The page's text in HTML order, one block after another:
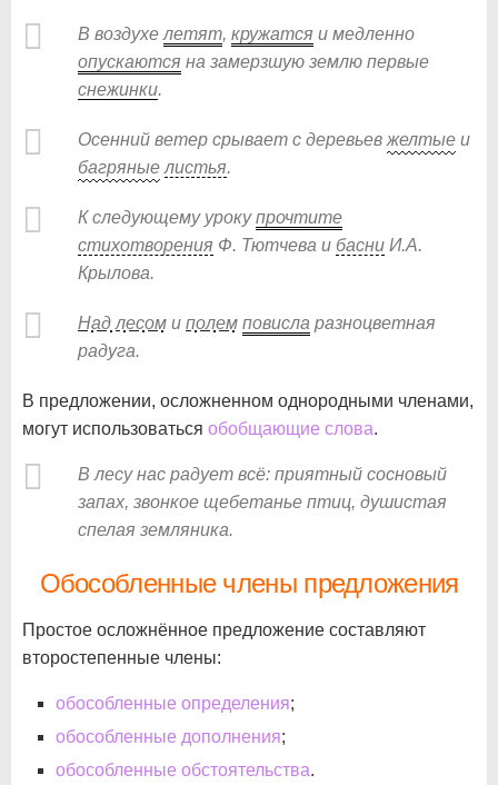
В воздухелетят, кружатся и медленно
опускаются на замерзшую землю первые
снежинки.
Осенний ветер срывает с деревьевжелтые и
багряные листья.
К следующему урокупрочтите
стихотворения Ф. Тютчева и басни И.А.
Крылова.
Надлесом и полем повисла разноцветная
радуга.
В предложении, осложненном однородными членами,
могут использоваться обобщающие слова.
В лесу нас радует всё: приятный сосновый
запах, звонкое щебетанье птиц, душистая
спелая земляника.
Обособленные члены предложения
Простое осложнённое предложение составляют
второстепенные члены:
обособленные определения;
обособленные дополнения;
обособленные обстоятельства.